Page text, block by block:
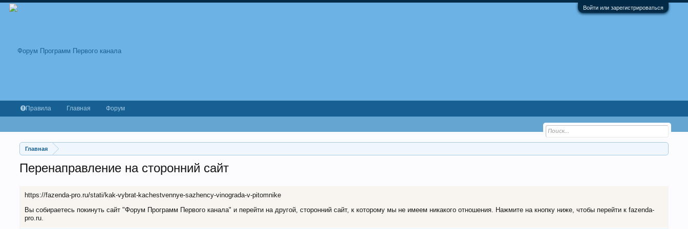
Войти или зарегистрироваться
Главная
Перенаправление на сторонний сайт
https://fazenda-pro.ru/stati/kak-vybrat-kachestvennye-sazhency-vinograda-v-pitomnike
Вы собираетесь покинуть сайт "Форум Программ Первого канала" и перейти на другой, сторонний сайт, к которому мы не имеем никакого отношения. Нажмите на кнопку ниже, чтобы перейти к fazenda-
pro.ru.
Правила Главная Форум